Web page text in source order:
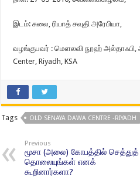
இடம்: சுலை, ரியாத் சவுதி அரேபியா,
வழங்குபவர் : மௌலவி நூஹ் அல்தாஃபி,
Center, Riyadh, KSA
Tags OLD SENAYA DAWA CENTRE -RIYADH
Previous
மூசா (அலை) கோபத்தில் செத்துத்
தொலையுங்கள் எனக்
கூறினார்களா?